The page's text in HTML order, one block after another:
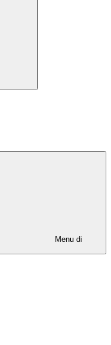
Menu di